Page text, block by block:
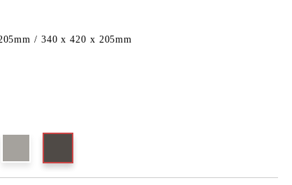
/ 340 x 420 x 205mm